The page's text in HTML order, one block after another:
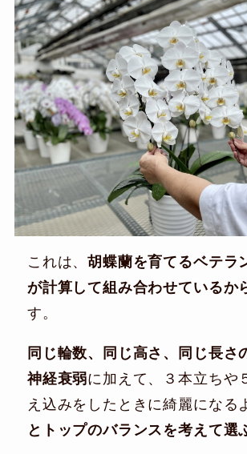
これは、胡蝶蘭を育てるベテラ
が計算して組み合わせているか
す。
同じ輪数、同じ高さ、同じ長さ
神経衰弱に加えて、３本立ちや
え込みをしたときに綺麗になる
とトップのバランスを考えて選